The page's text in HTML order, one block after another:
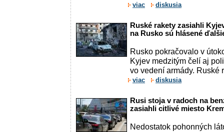
viac diskusia
Ruské rakety zasiahli
na Rusko sú hlásené
Rusko pokračovalo v
Kyjev medzitým čelí aj
vo vedení armády. Ruské
viac diskusia
Rusi stoja v radoch na
zasiahli citlivé miesto
Nedostatok pohonných